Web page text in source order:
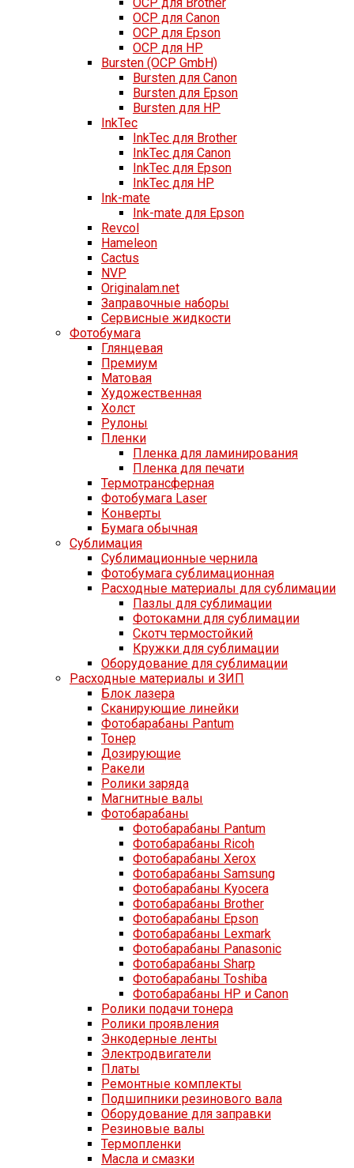
OCP для Canon
OCP для Epson
OCP для HP
Bursten (OCP GmbH)
Bursten для Canon
Bursten для Epson
Bursten для HP
InkTec
InkTec для Brother
InkTec для Canon
InkTec для Epson
InkTec для HP
Ink-mate
Ink-mate для Epson
Revcol
Hameleon
Cactus
NVP
Originalam.net
Заправочные наборы
Сервисные жидкости
Фотобумага
Глянцевая
Премиум
Матовая
Художественная
Холст
Рулоны
Пленки
Пленка для ламинирования
Пленка для печати
Термотрансферная
Фотобумага Laser
Конверты
Бумага обычная
Сублимация
Сублимационные чернила
Фотобумага сублимационная
Расходные материалы для сублимации
Пазлы для сублимации
Фотокамни для сублимации
Скотч термостойкий
Кружки для сублимации
Оборудование для сублимации
Расходные материалы и ЗИП
Блок лазера
Сканирующие линейки
Фотобарабаны Pantum
Тонер
Дозирующие
Ракели
Ролики заряда
Магнитные валы
Фотобарабаны
Фотобарабаны Pantum
Фотобарабаны Ricoh
Фотобарабаны Xerox
Фотобарабаны Samsung
Фотобарабаны Kyocera
Фотобарабаны Brother
Фотобарабаны Epson
Фотобарабаны Lexmark
Фотобарабаны Panasonic
Фотобарабаны Sharp
Фотобарабаны Toshiba
Фотобарабаны HP и Canon
Ролики подачи тонера
Ролики проявления
Энкодерные ленты
Электродвигатели
Платы
Ремонтные комплекты
Подшипники резинового вала
Оборудование для заправки
Резиновые валы
Термопленки
Масла и смазки